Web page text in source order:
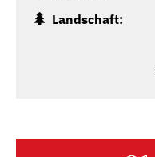
Landschaft: